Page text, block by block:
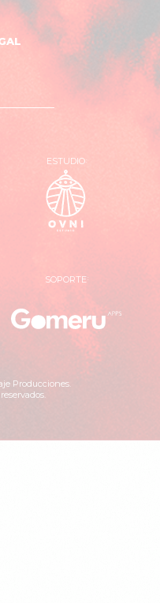
ESTUDIO
SOPORTE
Apps
Producciones.